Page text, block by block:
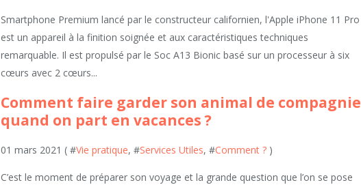
Smartphone Premium lancé par le constructeur californien, l'Apple iPhone 11 Pro
est un appareil à la finition soignée et aux caractéristiques techniques
remarquable. Il est propulsé par le Soc A13 Bionic basé sur un processeur à six
cœurs avec 2 cœurs...
Comment faire garder son animal de compagnie
quand on part en vacances ?
01 mars 2021 ( #Vie pratique, #Services Utiles, #Comment ? )
C’est le moment de préparer son voyage et la grande question que l’on se pose